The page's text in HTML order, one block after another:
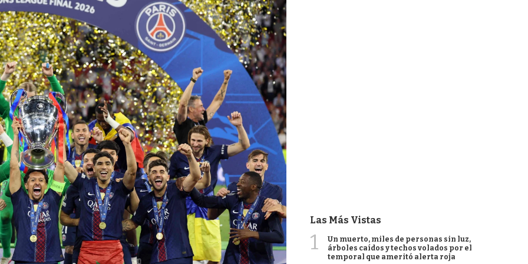
Las Más Vistas
1
Un muerto, miles de personas sin luz,
árboles caídos y techos volados por el
temporal que ameritó alerta roja